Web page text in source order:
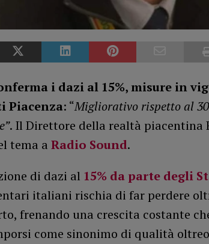
i dazi al 15%, misure in
Piacenza: “Migliorativo rispetto al
. Il Direttore della realtà piacentina
tema a Radio Sound.
di dazi al 15% da parte degli
italiani rischia di far perdere
frenando una crescita costante
come sinonimo di qualità